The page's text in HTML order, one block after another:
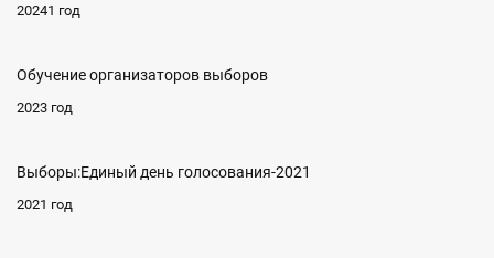
20241 год
Обучение организаторов выборов
2023 год
Выборы:Единый день голосования-2021
2021 год